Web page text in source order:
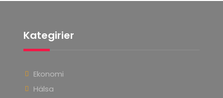
Kategirier
Ekonomi
Hälsa